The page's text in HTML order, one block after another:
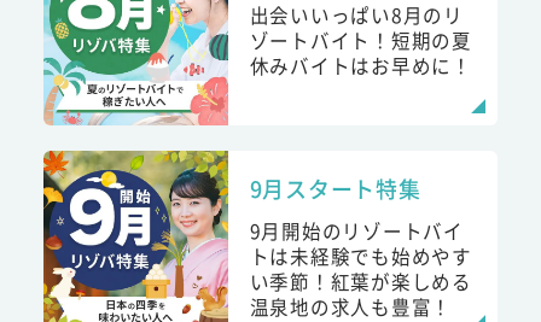
出会いいっぱい8月のリ
ゾートバイト！短期の夏
休みバイトはお早めに！
9月スタート特集
9月開始のリゾートバイ
トは未経験でも始めやす
い季節！紅葉が楽しめる
温泉地の求人も豊富！